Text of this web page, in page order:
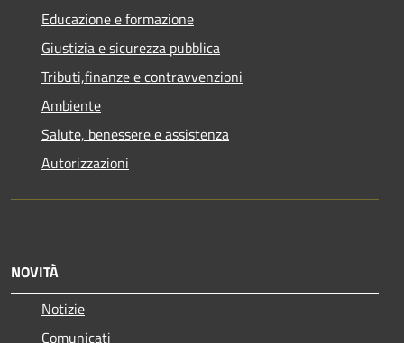
Educazione e formazione
Giustizia e sicurezza pubblica
Tributi,finanze e contravvenzioni
Ambiente
Salute, benessere e assistenza
Autorizzazioni
NOVITÀ
Notizie
Comunicati